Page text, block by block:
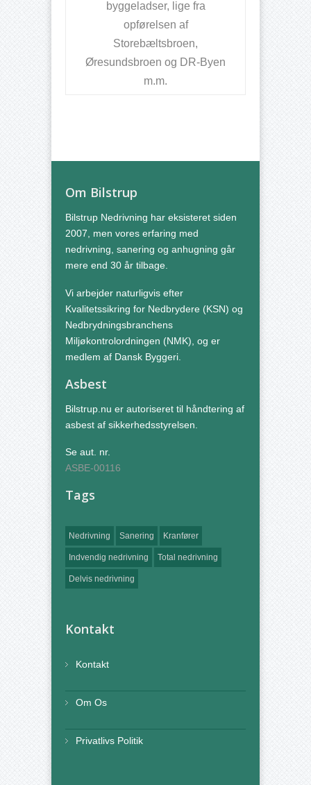
byggeladser, lige fra
opførelsen af
Storebæltsbroen,
Øresundsbroen og DR-Byen
m.m.
Om Bilstrup
Bilstrup Nedrivning har eksisteret siden
2007, men vores erfaring med
nedrivning, sanering og anhugning går
mere end 30 år tilbage.
Vi arbejder naturligvis efter
Kvalitetssikring for Nedbrydere (KSN) og
Nedbrydningsbranchens
Miljøkontrolordningen (NMK), og er
medlem af Dansk Byggeri.
Asbest
Bilstrup.nu er autoriseret til håndtering af
asbest af sikkerhedsstyrelsen.
Se aut. nr.
ASBE-00116
Tags
Nedrivning Sanering Kranfører
Indvendig nedrivning Total nedrivning
Delvis nedrivning
Kontakt
Kontakt
Om Os
Privatlivs Politik